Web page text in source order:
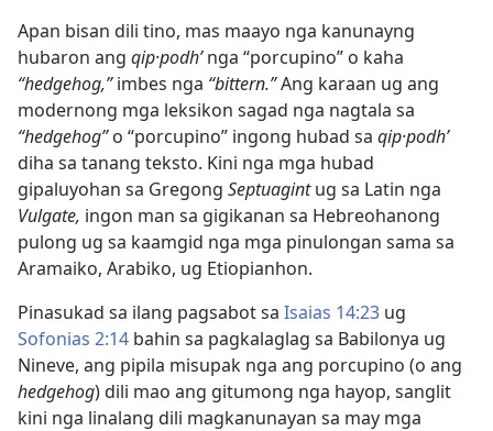
Apan bisan dili tino, mas maayo nga kanunayng
hubaron ang qip·podhʹnga “porcupino” o kaha
“hedgehog,”imbes nga “bittern.”Ang karaan ug ang
modernong mga leksikon sagad nga nagtala sa
“hedgehog”o “porcupino” ingong hubad sa qip·podhʹ
diha sa tanang teksto. Kini nga mga hubad
gipaluyohan sa Gregong Septuagintug sa Latin nga
Vulgate, ingon man sa gigikanan sa Hebreohanong
pulong ug sa kaamgid nga mga pinulongan sama sa
Aramaiko, Arabiko, ug Etiopianhon.
Pinasukad sa ilang pagsabot sa Isaias 14:23 ug
Sofonias 2:14 bahin sa pagkalaglag sa Babilonya ug
Nineve, ang pipila misupak nga ang porcupino (o ang
hedgehog) dili mao ang gitumong nga hayop, sanglit
kini nga linalang dili magkanunayan sa may mga